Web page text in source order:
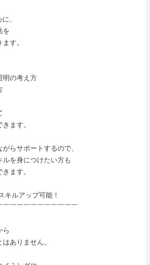
、
を
す。
明の考え方
ます。
らサポートするので、
を身につけたい方も
ます。
キルアップ可能！
￣￣￣￣￣￣￣￣￣￣￣
ら
ありません。